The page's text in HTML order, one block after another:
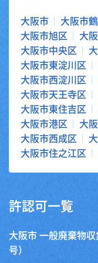
大阪市 大阪市
大阪市旭区
大
大阪市中央区
大阪市東淀川区
大阪市西淀川区
大阪市天王寺区
大阪市東住吉区
大阪市港区
大
大阪市西成区
大阪市住之江区
許認可一覧
大阪市 一般廃棄物
号）